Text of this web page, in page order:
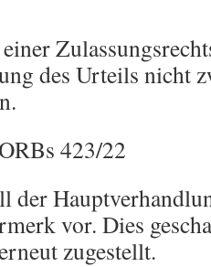
des Urteils nicht
423/22
der
vor. Dies
zugestellt.